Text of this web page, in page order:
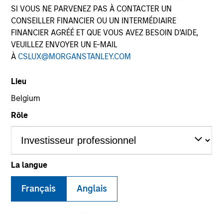
SI VOUS NE PARVENEZ PAS À CONTACTER UN
CONSEILLER FINANCIER OU UN INTERMÉDIAIRE
FINANCIER AGRÉÉ ET QUE VOUS AVEZ BESOIN D’AIDE,
VEUILLEZ ENVOYER UN E-MAIL
À CSLUX@MORGANSTANLEY.COM
Lieu
Belgium
Rôle
La langue
Français Anglais
YEARS OF INDUSTRY EXPERIENCE
Years
Brian is a Partner and investment committee